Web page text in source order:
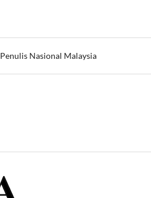
Nasional Malaysia